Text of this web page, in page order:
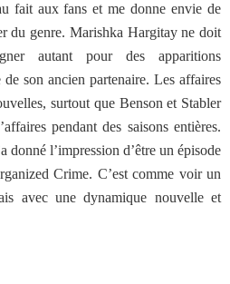
fait aux fans et me donne envie de
du genre. Marishka Hargitay ne doit
autant pour des apparitions
de son ancien partenaire. Les affaires
surtout que Benson et Stabler
pendant des saisons entières.
donné l’impression d’être un épisode
Crime. C’est comme voir un
avec une dynamique nouvelle et